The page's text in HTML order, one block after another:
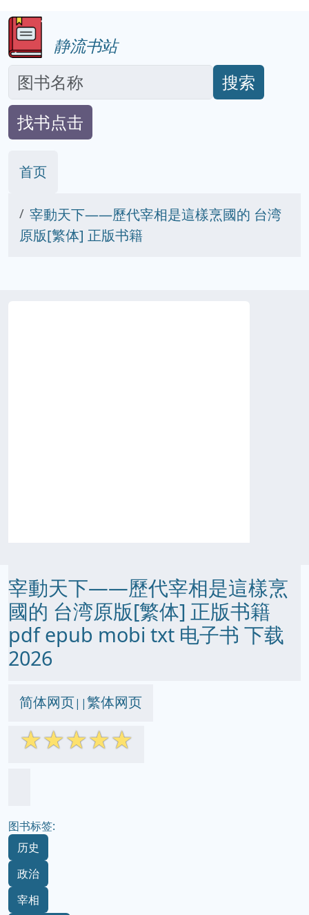
静流书站
搜索
找书点击
首页
宰動天下——歷代宰相是這樣烹國的 台湾
原版[繁体] 正版书籍
宰動天下——歷代宰相是這樣烹
國的 台湾原版[繁体] 正版书籍
pdf epub mobi txt 电子书 下载
2026
简体网页||繁体网页
☆☆☆☆☆
图书标签:
历史
政治
宰相